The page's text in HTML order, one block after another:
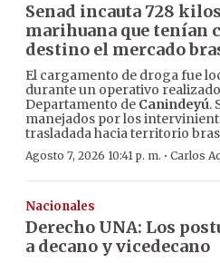
Senad incauta 728
marihuana que tenían
destino el mercado
El cargamento de droga fue
durante un operativo
Departamento de Canindeyú.
manejados por los
trasladada hacia territorio
Agosto 7, 2026 10:41 p. m. · Carlos
Nacionales
Derecho UNA: Los
a decano y vicedecano